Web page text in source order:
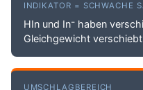
INDIKATOR = SCHWACHE
HIn und In⁻ haben
Gleichgewicht
UMSCHLAGBEREICH